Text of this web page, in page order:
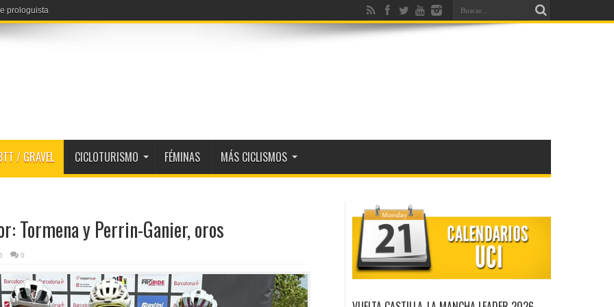
prologuista
y Niewiadoma
/ GRAVEL CICLOTURISMO FÉMINAS MÁS CICLISMOS
Tormena y Perrin-Ganier, oros
0